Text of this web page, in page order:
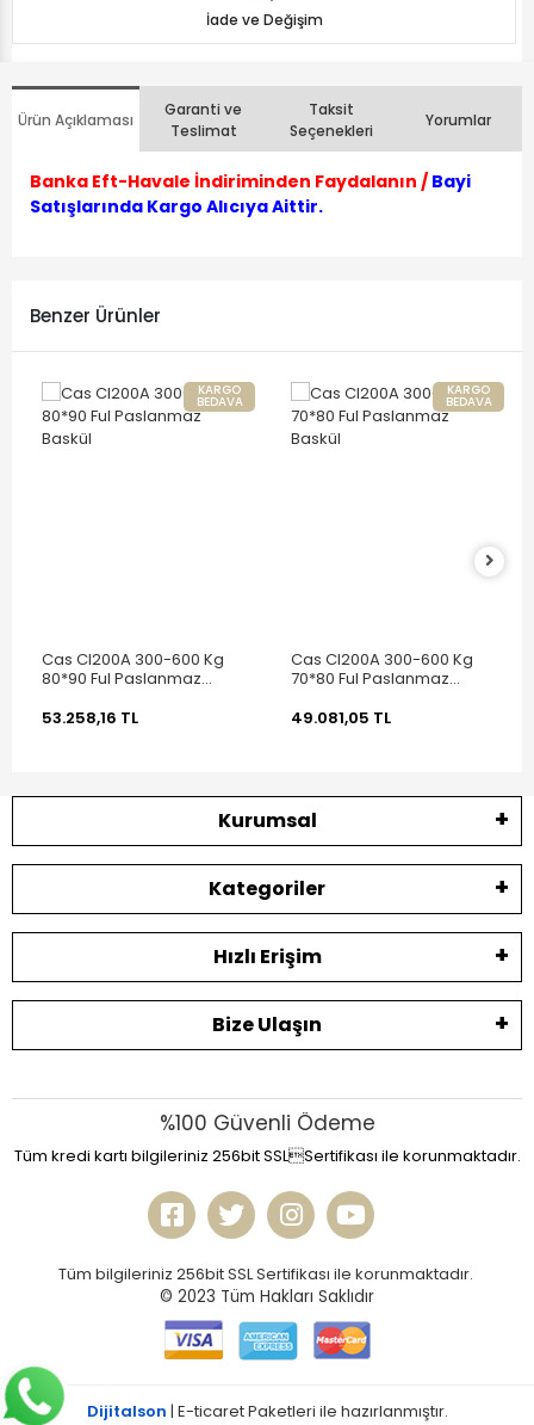
İade ve Değişim
Ürün Açıklaması
Garanti ve
Teslimat
Taksit
Seçenekleri
Yorumlar
Banka Eft-Havale İndiriminden Faydalanın / Bayi
Satışlarında Kargo Alıcıya Aittir.
Benzer Ürünler
KARGO
BEDAVA
Cas CI200A 300-600 Kg
80*90 Ful Paslanmaz
53.258,16 TL
KARGO
BEDAVA
Cas CI200A 300-600 Kg
70*80 Ful Paslanmaz
49.081,05 TL
Kurumsal
Kategoriler
Hızlı Erişim
Bize Ulaşın
%100 Güvenli Ödeme
Tüm kredi kartı bilgileriniz 256bit SSLSertifikası ile korunmaktadır.
Tüm bilgileriniz 256bit SSL Sertifikası ile korunmaktadır.
© 2023 Tüm Hakları Saklıdır
Dijitalson | E-ticaret Paketleri ile hazırlanmıştır.